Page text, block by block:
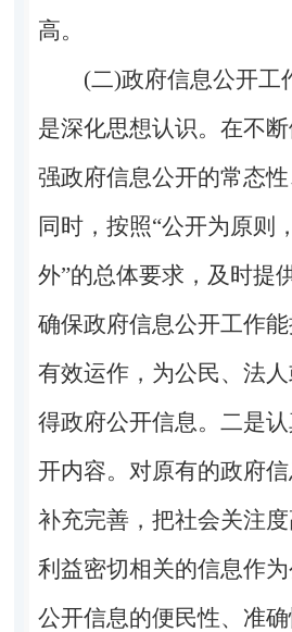
高。
(二)政府信息公开工
是深化思想认识。在不
强政府信息公开的常态
同时，按照“公开为原则
外”的总体要求，及时提
确保政府信息公开工作
有效运作，为公民、法
得政府公开信息。 二是
开内容。对原有的政府
补充完善， 把社会关注
利益密切相关的信息作
公开信息的便民性、准确